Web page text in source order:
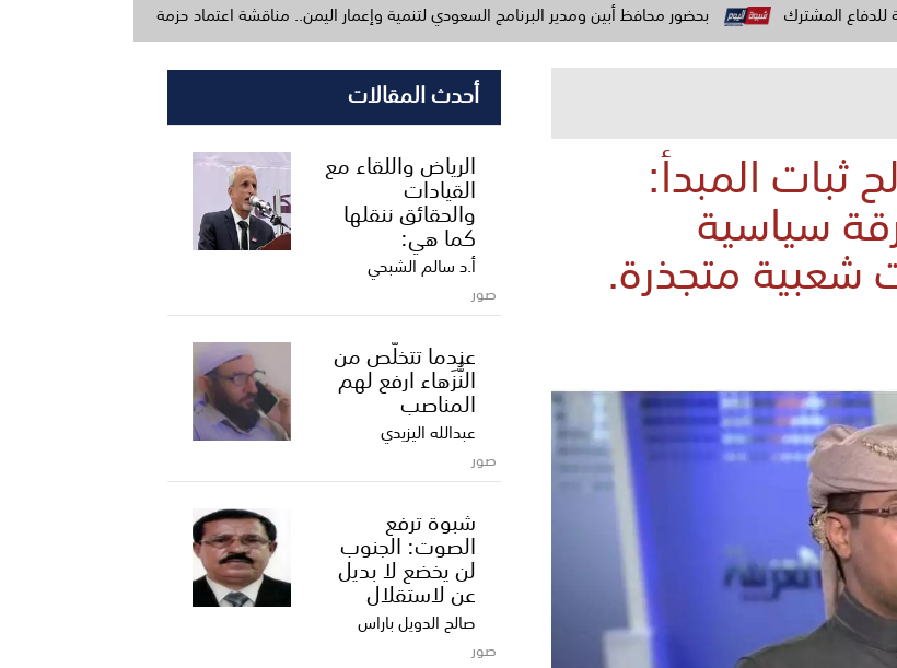
بحضور محافظ أبين ومدير البرنامج السعودي لتنمية وإعمار اليمن.. مناقشة اعتماد حزمة مشاريع خدمية وتنموية في ختام ورشة
​ثبات المبدأ:
سياسية
متجذرة.
أحدث المقالات
الرياض واللقاء مع
القيادات
والحقائق ننقلها
كما هي:
أ.د سالم الشبحي
صور
عندما تتخلّص من
النُّزَهاء ارفع لهم
المناصب
عبدالله اليزيدي
صور
شبوة ترفع
الصوت: الجنوب
لن يخضع لا بديل
عن لاستقلال
صالح الدويل باراس
صور